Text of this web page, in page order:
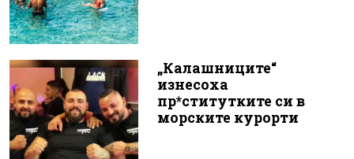
„Калашниците“
изнесоха
пр*ститутките си в
морските курорти